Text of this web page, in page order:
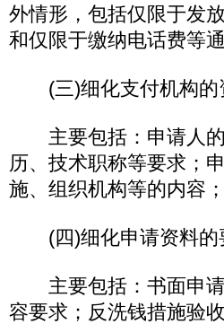
外情形，包括仅限于发
和仅限于缴纳电话费等
(三)细化支付机构的
主要包括：申请人的
历、技术职称等要求；
施、组织机构等的内容
(四)细化申请资料的
主要包括：书面申请
容要求；反洗钱措施验